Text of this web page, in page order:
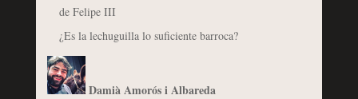
de Felipe III
¿Es la lechuguilla lo suficiente barroca?
Damià Amorós i Albareda